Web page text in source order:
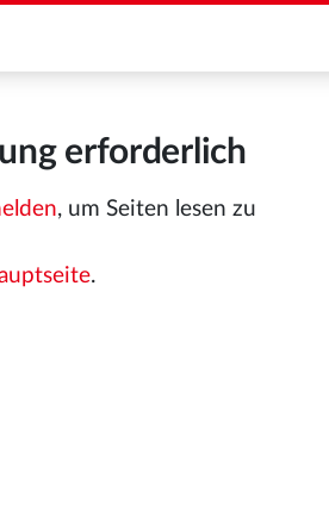
erforderlich
, um Seiten lesen zu
.